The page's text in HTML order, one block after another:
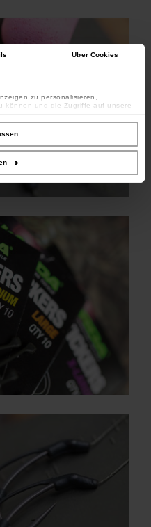
Über Cookies
zu personalisieren,
können und die Zugriffe auf unsere
Medien, Werbung und Analysen
möglicherweise mit weiteren
haben oder die sie im Rahmen